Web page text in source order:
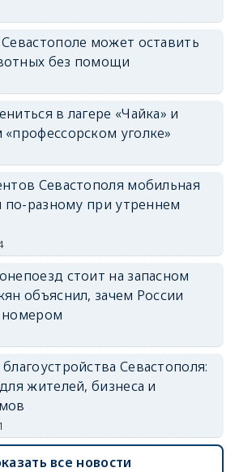
может оставить
без помощи
в лагере «Чайка» и
уголке»
Севастополя мобильная
по-разному при утреннем
стоит на запасном
объяснил, зачем России
номером
Севастополя:
жителей, бизнеса и
все новости